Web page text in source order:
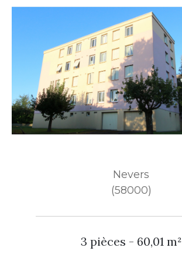
Nevers
(58000)
3 pièces - 60,01 m²